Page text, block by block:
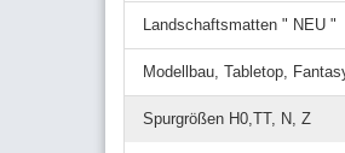
Landschaftsmatten " NEU "
Modellbau, Tabletop,
Spurgrößen H0,TT, N, Z